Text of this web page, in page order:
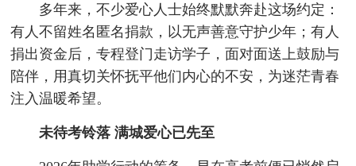
多年来，不少爱心人士始终默默奔赴这场约定：
有人不留姓名匿名捐款，以无声善意守护少年；有人
捐出资金后，专程登门走访学子，面对面送上鼓励与
陪伴，用真切关怀抚平他们内心的不安，为迷茫青春
注入温暖希望。
未待考铃落 满城爱心已先至